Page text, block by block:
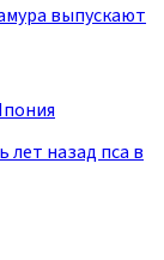
выпускают
назад пса в